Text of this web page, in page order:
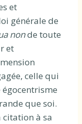
et
générale de
nonde toute
et
celle qui
que soi.
citation à sa